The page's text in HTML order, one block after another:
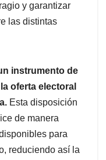
y garantizar
las distintas
instrumento de
oferta electoral
Esta disposición
de manera
para
reduciendo así la